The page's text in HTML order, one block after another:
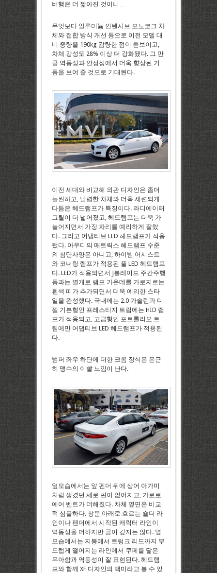
버행은 더 짧아진 것이니…
무엇보다 알루미늄 인텐시브 모노코크 차
체와 접합 방식 개선 등으로 이전 모델 대
비 중량을 190kg 감량한 점이 돋보이고,
차체 강성도 28% 이상 더 강화됐다. 그 만
큼 역동성과 안정성에서 더욱 향상된 거
동을 보여 줄 것으로 기대된다.
이전 세대와 비교해 외관 디자인은 좀더
늘씬하고, 날렵한 차체와 더욱 세련되게
다듬은 헤드램프가 특징이다. 라디에이터
그릴이 더 넓어졌고, 헤드램프는 더욱 가
늘어지면서 가장 자리를 예리하게 잘랐
다. 그리고 어댑티브 LED 헤드램프가 적용
됐다. 아우디의 매트릭스 헤드램프 수준
의 첨단사양은 아니고, 하이빔 어시스트
와 코너링 램프가 적용된 풀 LED 헤드램프
다. LED가 적용되면서 J블레이드 주간주행
등과는 별개로 램프 가운데를 가로지르는
흰색 띠가 추가되면서 더욱 예리한 스타
일을 완성했다. 국내에는 2.0 가솔린과 디
젤 기본형인 프레스티지 트림에는 HID 램
프가 적용되고, 고급형인 포트롤리오 트
림에만 어댑티브 LED 헤드램프가 적용된
다.
범퍼 좌우 하단에 더한 크롬 장식은 은근
히 맹수의 이빨 느낌이 난다.
옆모습에서는 앞 펜더 뒤에 상어 아가미
처럼 생겼던 세로 핀이 없어지고, 가로로
에어 벤트가 더해졌다. 차체 옆면은 비교
적 심플하다. 창문 아래로 흐르는 숄더 라
인이나 펜더에서 시작된 캐릭터 라인이
역동성을 더하지만 골이 깊지는 않다. 옆
모습에서는 지붕에서 트렁크 리드까지 부
드럽게 떨어지는 라인에서 쿠페를 닮은
우아함과 역동성이 잘 표현된다. 헤드램
프와 함께 XF 디자인의 백미라고 볼 수 있